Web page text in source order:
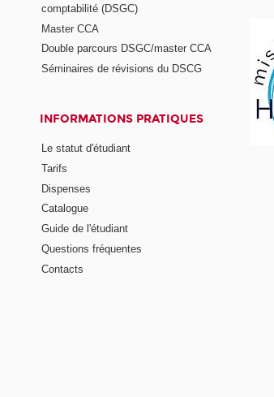
comptabilité (DSGC)
Master CCA
Double parcours DSGC/master CCA
Séminaires de révisions du DSCG
INFORMATIONS PRATIQUES
Le statut d'étudiant
Tarifs
Dispenses
Catalogue
Guide de l'étudiant
Questions fréquentes
Contacts